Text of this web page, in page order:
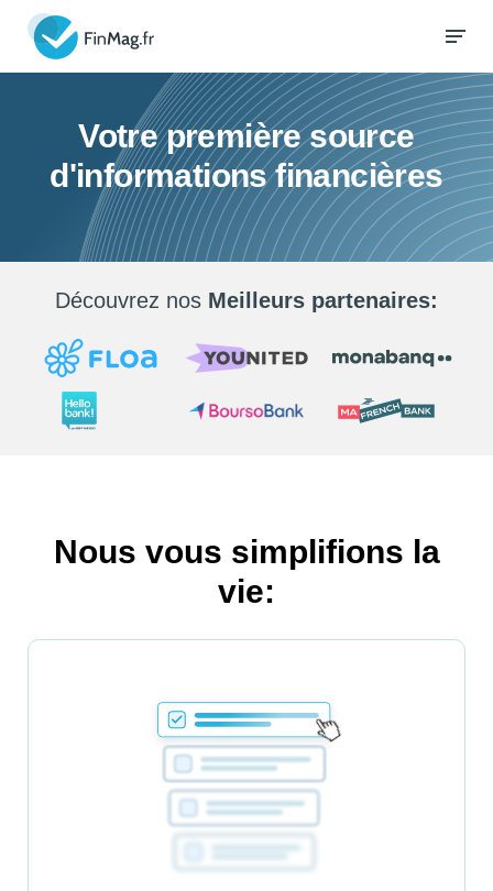
Votre première source
d'informations financières
Découvrez nos Meilleurs partenaires:
Nous vous simplifions la
vie: